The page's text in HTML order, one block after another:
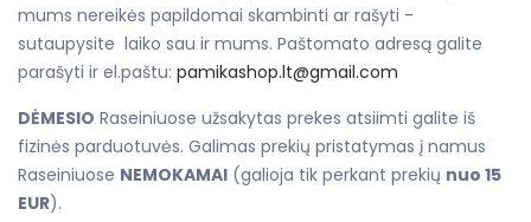
mums nereikės papildomai skambinti ar rašyti -
sutaupysite laiko sau ir mums. Paštomato adresą galite
parašyti ir el.paštu: pamikashop.lt@gmail.com
DĖMESIO Raseiniuose užsakytas prekes atsiimti galite iš
fizinės parduotuvės. Galimas prekių pristatymas į namus
Raseiniuose NEMOKAMAI (galioja tik perkant prekių nuo 15
EUR).